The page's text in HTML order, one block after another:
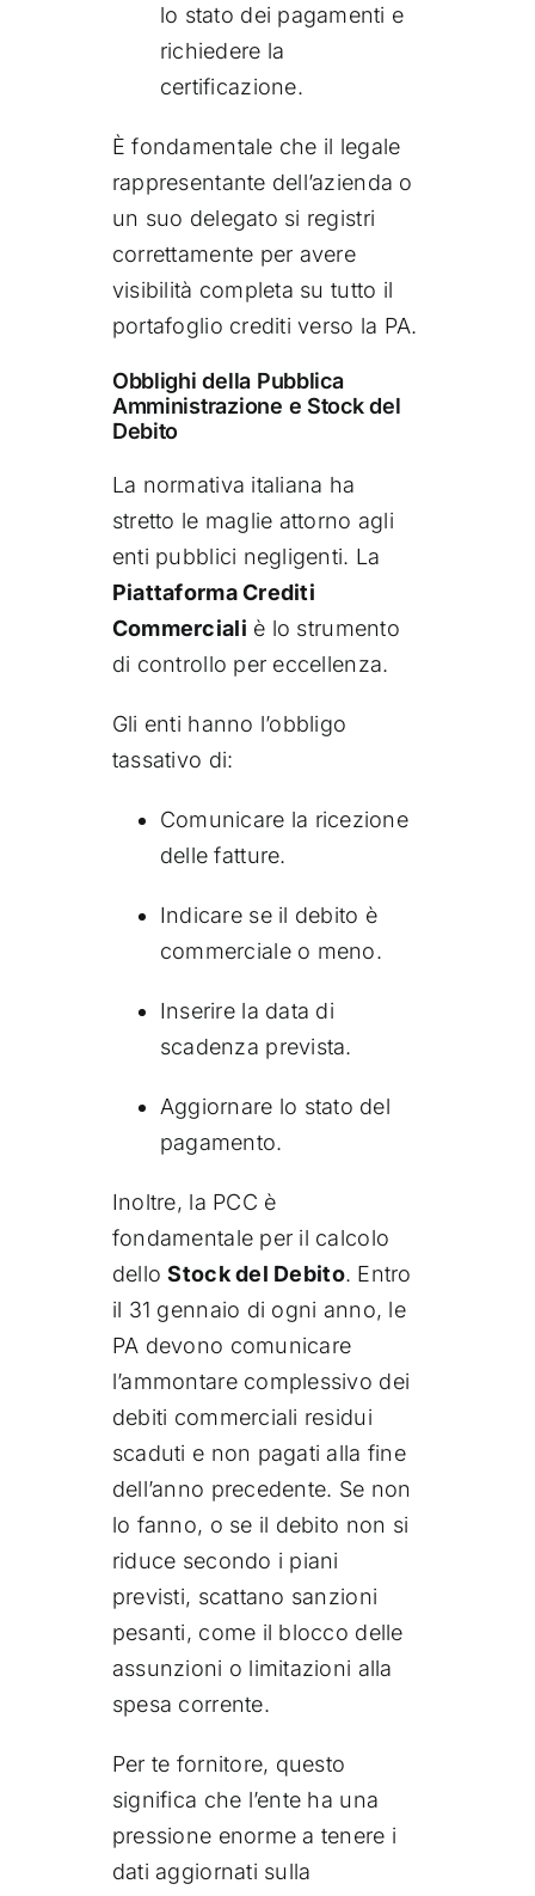
lo stato dei pagamenti e
richiedere la
certificazione.
È fondamentale che il legale
rappresentante dell’azienda o
un suo delegato si registri
correttamente per avere
visibilità completa su tutto il
portafoglio crediti verso la PA.
Obblighi della Pubblica
Amministrazione e Stock del
Debito
La normativa italiana ha
stretto le maglie attorno agli
enti pubblici negligenti. La
Piattaforma Crediti
Commerciali è lo strumento
di controllo per eccellenza.
Gli enti hanno l’obbligo
tassativo di:
Comunicare la ricezione
delle fatture.
Indicare se il debito è
commerciale o meno.
Inserire la data di
scadenza prevista.
Aggiornare lo stato del
pagamento.
Inoltre, la PCC è
fondamentale per il calcolo
delloStock del Debito. Entro
il 31 gennaio di ogni anno, le
PA devono comunicare
l’ammontare complessivo dei
debiti commerciali residui
scaduti e non pagati alla fine
dell’anno precedente. Se non
lo fanno, o se il debito non si
riduce secondo i piani
previsti, scattano sanzioni
pesanti, come il blocco delle
assunzioni o limitazioni alla
spesa corrente.
Per te fornitore, questo
significa che l’ente ha una
pressione enorme a tenere i
dati aggiornati sulla